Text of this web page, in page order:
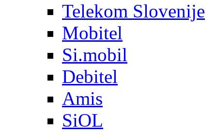
Telekom Slovenije
Mobitel
Si.mobil
Debitel
Amis
SiOL